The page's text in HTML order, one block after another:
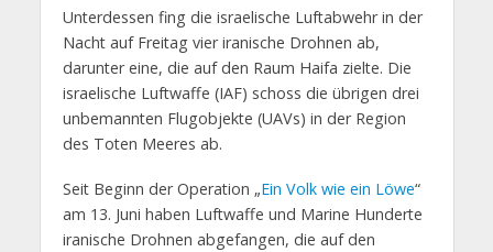
Unterdessen fing die israelische Luftabwehr in der
Nacht auf Freitag vier iranische Drohnen ab,
darunter eine, die auf den Raum Haifa zielte. Die
israelische Luftwaffe (IAF) schoss die übrigen drei
unbemannten Flugobjekte (UAVs) in der Region
des Toten Meeres ab.
Seit Beginn der Operation „Ein Volk wie ein Löwe“
am 13. Juni haben Luftwaffe und Marine Hunderte
iranische Drohnen abgefangen, die auf den